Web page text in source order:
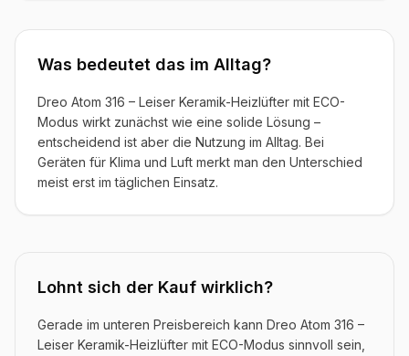
Was bedeutet das im Alltag?
Dreo Atom 316 – Leiser Keramik-Heizlüfter mit ECO-
Modus wirkt zunächst wie eine solide Lösung –
entscheidend ist aber die Nutzung im Alltag. Bei
Geräten für Klima und Luft merkt man den Unterschied
meist erst im täglichen Einsatz.
Lohnt sich der Kauf wirklich?
Gerade im unteren Preisbereich kann Dreo Atom 316 –
Leiser Keramik-Heizlüfter mit ECO-Modus sinnvoll sein,